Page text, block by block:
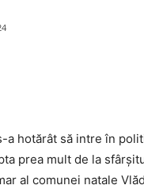
a hotărât să intre în
prea mult de la
al comunei natale